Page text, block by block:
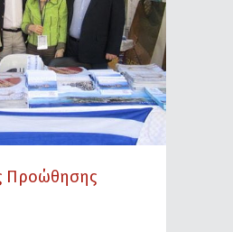
Προώθησης